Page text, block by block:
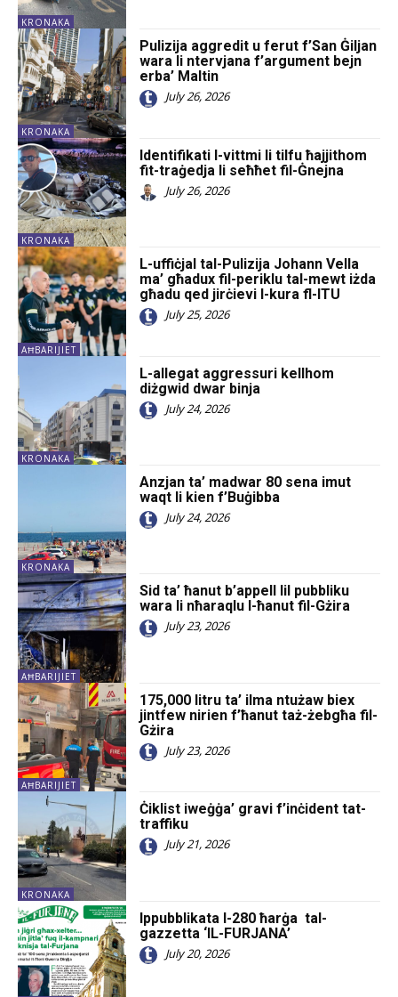
KRONAKA
KRONAKA
Pulizija aggredit u ferut f’San Ġiljan
wara li ntervjana f’argument bejn
erba’ Maltin
July 26, 2026
KRONAKA
Identifikati l-vittmi li tilfu ħajjithom
fit-traġedja li seħħet fil-Ġnejna
July 26, 2026
AĦBARIJIET
L-uffiċjal tal-Pulizija Johann Vella
ma’ għadux fil-periklu tal-mewt iżda
għadu qed jirċievi l-kura fl-ITU
July 25, 2026
KRONAKA
L-allegat aggressuri kellhom
diżgwid dwar binja
July 24, 2026
KRONAKA
Anzjan ta’ madwar 80 sena imut
waqt li kien f’Buġibba
July 24, 2026
AĦBARIJIET
Sid ta’ ħanut b’appell lil pubbliku
wara li nħaraqlu l-ħanut fil-Gżira
July 23, 2026
AĦBARIJIET
175,000 litru ta’ ilma ntużaw biex
jintfew nirien f’ħanut taż-żebgħa fil-
Gżira
July 23, 2026
KRONAKA
Ċiklist iweġġa’ gravi f’inċident tat-
traffiku
July 21, 2026
Ippubblikata l-280 ħarġa tal-
gazzetta ‘IL-FURJANA’
July 20, 2026